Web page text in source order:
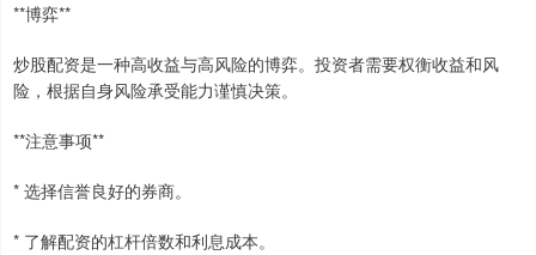
**博弈**
炒股配资是一种高收益与高风险的博弈。投资者需要权衡收益和风
险，根据自身风险承受能力谨慎决策。
**注意事项**
* 选择信誉良好的券商。
* 了解配资的杠杆倍数和利息成本。